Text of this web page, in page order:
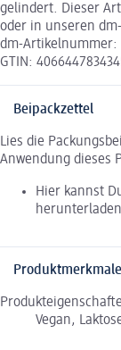
gelindert. Dieser
oder in unseren
dm-Artikelnummer:
GTIN:
Beipackzettel
Lies die
Anwendung dieses
Hier kannst
Produktmerkmale
Vegan,